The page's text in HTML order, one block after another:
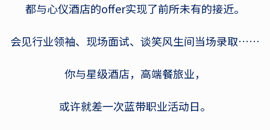
都与心仪酒店的offer实现了前所未有的接近。
会见行业领袖、现场面试、谈笑风生间当场录取……
你与星级酒店，高端餐旅业，
或许就差一次蓝带职业活动日。